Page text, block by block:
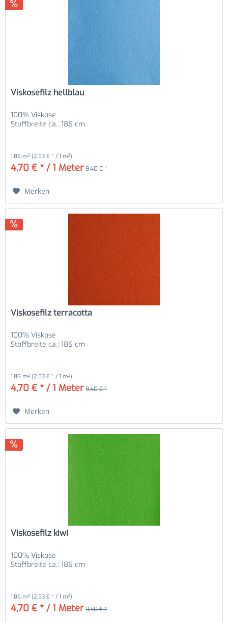
Viskosefilz hellblau
100% Viskose
Stoffbreite ca.: 186 cm
1.86 m² (2,53 € * / 1 m²)
4,70 € * / 1 Meter 9,40 € *
Merken
Viskosefilz terracotta
100% Viskose
Stoffbreite ca.: 186 cm
1.86 m² (2,53 € * / 1 m²)
4,70 € * / 1 Meter 9,40 € *
Merken
Viskosefilz kiwi
100% Viskose
Stoffbreite ca.: 186 cm
1.86 m² (2,53 € * / 1 m²)
4,70 € * / 1 Meter 9,40 € *